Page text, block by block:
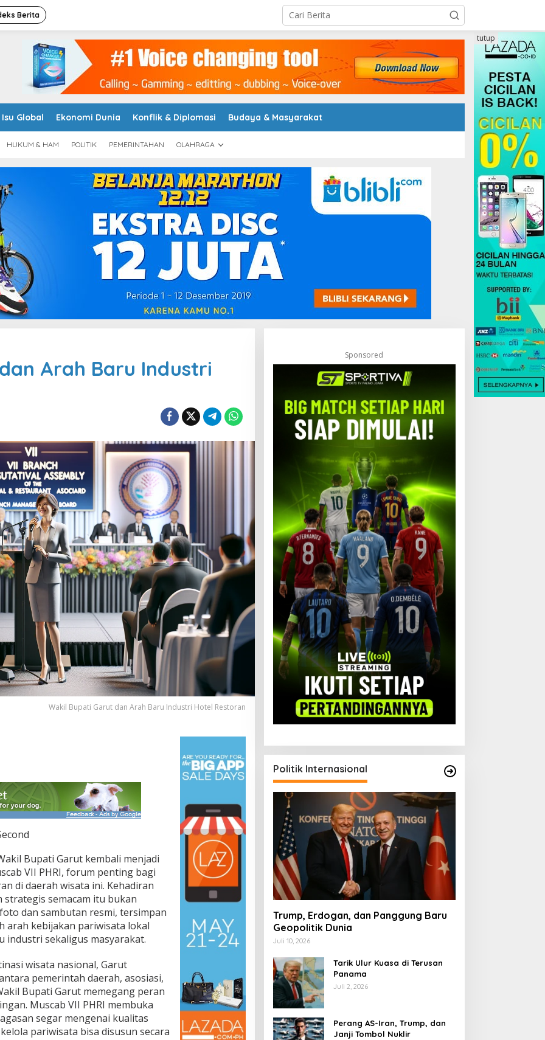
Berita
Isu Global Ekonomi Dunia Konflik & Diplomasi Budaya & Masyarakat
HUKUM & HAM POLITIK PEMERINTAHAN OLAHRAGA
tutup
Arah Baru Industri
Wakil Bupati Garut dan Arah Baru Industri Hotel Restoran
Bupati Garut kembali menjadi
VII PHRI, forum penting bagi
di daerah wisata ini. Kehadiran
semacam itu bukan
dan sambutan resmi, tersimpan
arah kebijakan pariwisata lokal
industri sekaligus masyarakat.
wisata nasional, Garut
pemerintah daerah, asosiasi,
Bupati Garut memegang peran
Muscab VII PHRI membuka
segar mengenai kualitas
pariwisata bisa disusun secara
Sponsored
Politik Internasional
Trump, Erdogan, dan Panggung Baru
Geopolitik Dunia
Juli 10, 2026
Tarik Ulur Kuasa di Terusan
Panama
Juli 2, 2026
Perang AS-Iran, Trump, dan
Janji Tombol Nuklir